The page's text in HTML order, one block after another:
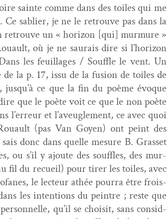
sainte comme dans des toiles qui me
sabli­er, je ne le retrou­ve pas dans la
retrou­ve un « hori­zon [qui] mur­mure »
où je ne saurais dire si l’horizon
les feuil­lages / Souf­fle le vent. Un
la p. 17, issu de la fusion de toiles de
ce que la fin du poème évoque
que le poète voit ce que le non poète
l’erreur et l’aveuglement, ce avec quoi
(pas Van Goyen) ont peint des
donc dans quelle mesure B. Gras­set
ou s’il y ajoute des souf­fles, des mur­
fil du recueil) pour tir­er les toiles, avec
le lecteur athée pour­ra être frois­
les inten­tions du pein­tre ; reste que
qu’il se choisit, sans con­sid­